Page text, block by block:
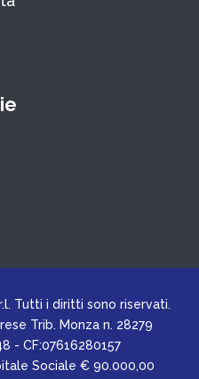
Tutti i diritti sono riservati.
Trib. Monza n. 28279
- CF:07616280157
Sociale € 90.000,00